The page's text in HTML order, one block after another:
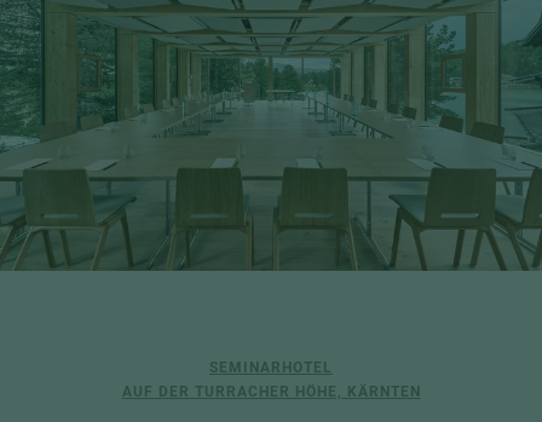
SEMINARHOTEL
AUF DER TURRACHER HÖHE, KÄRNTEN